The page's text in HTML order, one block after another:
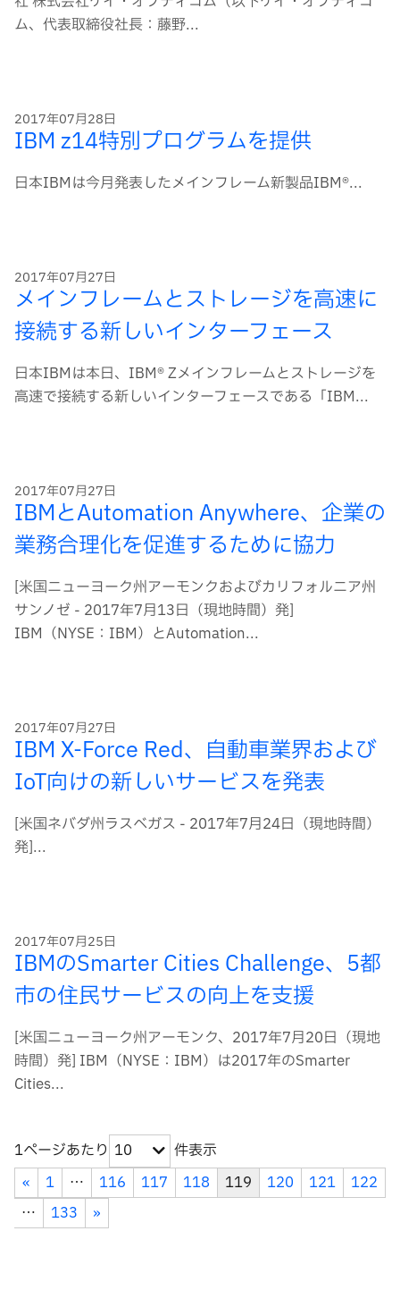
ム、代表取締役社長：藤野...
2017年07月28日
IBM z14特別プログラムを提供
日本IBMは今月発表したメインフレーム新製品IBM®...
2017年07月27日
メインフレームとストレージを高速に
接続する新しいインターフェース
日本IBMは本日、IBM® Zメインフレームとストレージを
高速で接続する新しいインターフェースである「IBM...
2017年07月27日
IBMとAutomation Anywhere、企業の
業務合理化を促進するために協力
[米国ニューヨーク州アーモンクおよびカリフォルニア州
サンノゼ - 2017年7月13日（現地時間）発]
IBM（NYSE：IBM）とAutomation...
2017年07月27日
IBM X-Force Red、自動車業界および
IoT向けの新しいサービスを発表
[米国ネバダ州ラスベガス - 2017年7月24日（現地時間）
発]...
2017年07月25日
IBMのSmarter Cities Challenge、5都
市の住民サービスの向上を支援
[米国ニューヨーク州アーモンク、2017年7月20日（現地
時間）発] IBM（NYSE：IBM）は2017年のSmarter
Cities...
1ページあたり 10
件表示
«
1 … 116 117 118 119 120 121
122
…
133 »